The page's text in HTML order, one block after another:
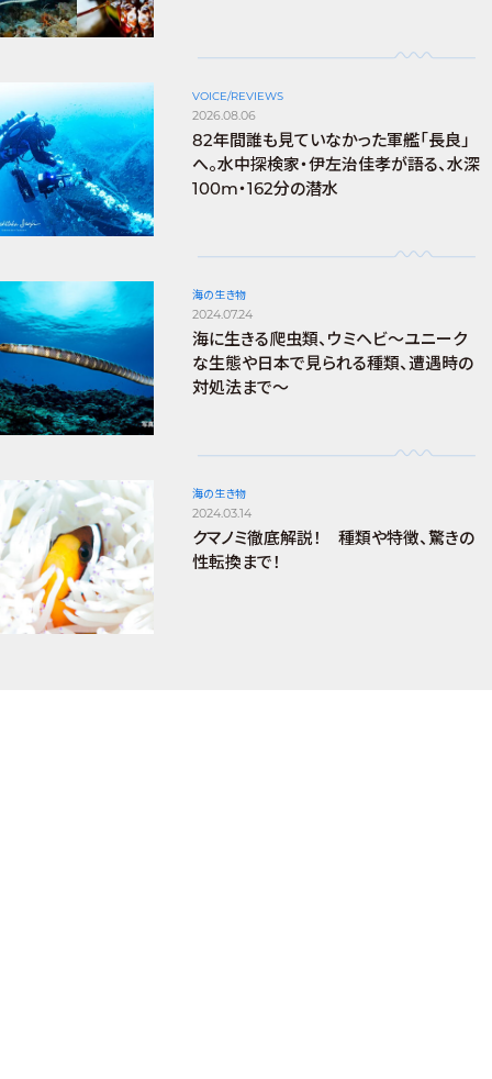
VOICE/REVIEWS
2026.08.06
82年間誰も見ていなかった軍艦「長良」
へ。水中探検家・伊左治佳孝が語る、水深
100m・162分の潜水
海の生き物
2024.07.24
海に生きる爬虫類、ウミヘビ～ユニーク
な生態や日本で見られる種類、遭遇時の
対処法まで～
海の生き物
2024.03.14
クマノミ徹底解説！ 種類や特徴、驚きの
性転換まで！